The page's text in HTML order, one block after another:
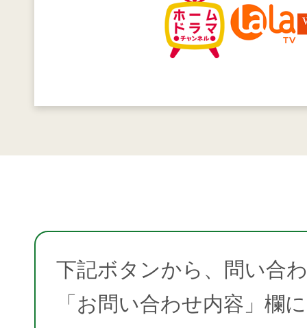
下記ボタンから、問い合
「お問い合わせ内容」欄に